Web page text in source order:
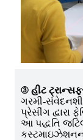
③ હીટ
ગરમી-
પ્રેસીંગ દ્વારા
આ પદ્ધતિ